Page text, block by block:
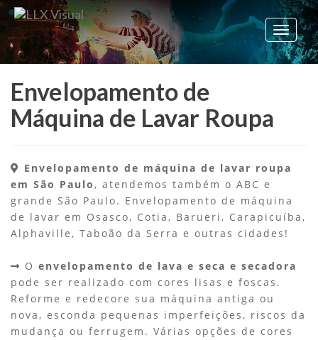
Alterar
Envelopamento de
Máquina de Lavar Roupa
Envelopamento de máquina de lavar roupa
em São Paulo, atendemos também o ABC e
grande São Paulo. Envelopamento de máquina
de lavar em Osasco, Cotia, Barueri, Carapicuíba,
Alphaville, Taboão da Serra e outras cidades!
O envelopamento de lava e seca e secadora
pode ser realizado com cores lisas e foscas.
Reforme e redecore sua máquina antiga ou
nova, esconda pequenas imperfeições, riscos da
mudança ou ferrugem. Várias opções de cores